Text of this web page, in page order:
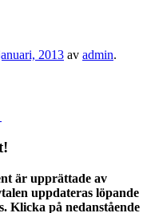
2013 av admin.
är upprättade av
uppdateras löpande
Klicka på nedanstående